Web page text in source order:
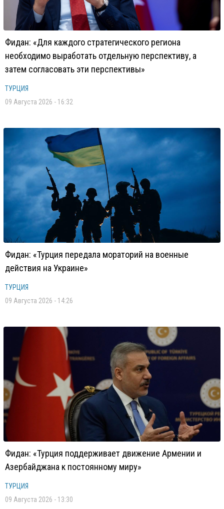
Фидан: «Для каждого стратегического региона
необходимо выработать отдельную перспективу, а
затем согласовать эти перспективы»
ТУРЦИЯ
09 Августа 2026 - 16:32
Фидан: «Турция передала мораторий на военные
действия на Украине»
ТУРЦИЯ
09 Августа 2026 - 14:26
Фидан: «Турция поддерживает движение Армении и
Азербайджана к постоянному миру»
ТУРЦИЯ
09 Августа 2026 - 13:30